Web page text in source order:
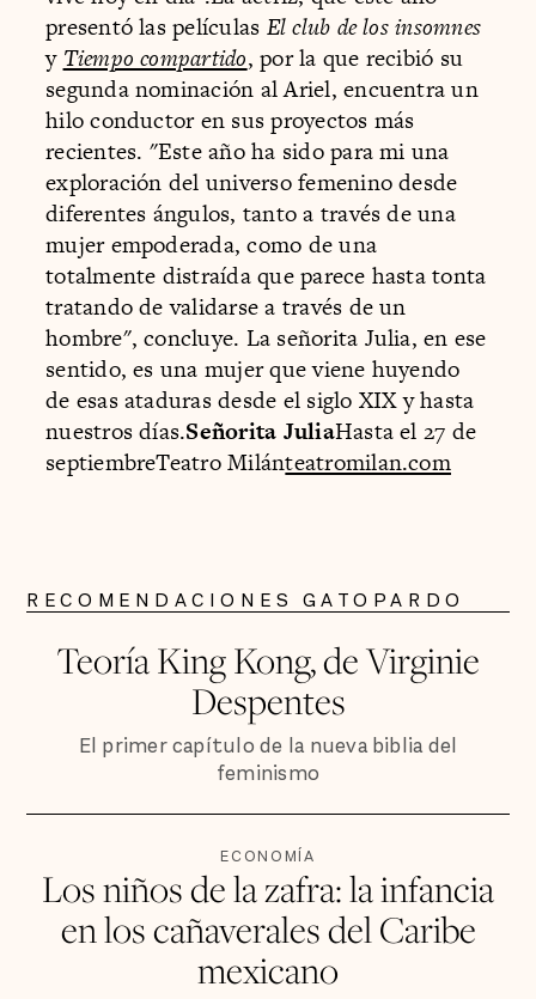
presentó las películas El club de los insomnes
y Tiempo compartido, por la que recibió su
segunda nominación al Ariel, encuentra un
hilo conductor en sus proyectos más
recientes. "Este año ha sido para mi una
exploración del universo femenino desde
diferentes ángulos, tanto a través de una
mujer empoderada, como de una
totalmente distraída que parece hasta tonta
tratando de validarse a través de un
hombre", concluye. La señorita Julia, en ese
sentido, es una mujer que viene huyendo
de esas ataduras desde el siglo XIX y hasta
nuestros días.Señorita JuliaHasta el 27 de
septiembreTeatro Milánteatromilan.com
RECOMENDACIONES GATOPARDO
Teoría King Kong, de Virginie
Despentes
El primer capítulo de la nueva biblia del
feminismo
ECONOMÍA
Los niños de la zafra: la infancia
en los cañaverales del Caribe
mexicano